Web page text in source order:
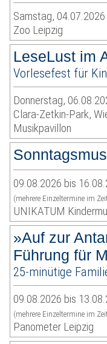
Samstag,
Zoo Leipzig
LeseLust im
Vorlesefest für
Donnerstag,
Clara-Zetkin-Park,
Musikpavillon
09.08.2026 bis
(mehrere Einzeltermine im
UNIKATUM
»Auf zur
Führung für
25-minütige
09.08.2026 bis
(mehrere Einzeltermine im
Panometer Leipzig